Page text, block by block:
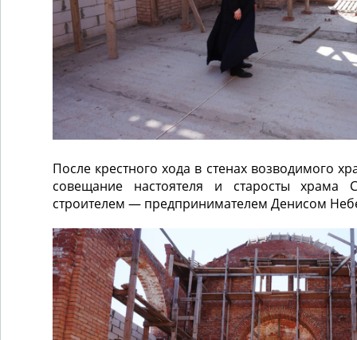
После крестного хода в стенах возводимого
совещание настоятеля и старосты храма
строителем — предпринимателем Денисом